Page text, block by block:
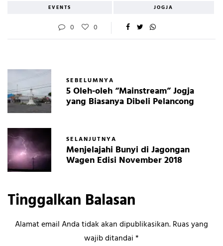
EVENTS JOGJA
0 0
SEBELUMNYA
5 Oleh-oleh “Mainstream” Jogja
yang Biasanya Dibeli Pelancong
SELANJUTNYA
Menjelajahi Bunyi di Jagongan
Wagen Edisi November 2018
Tinggalkan Balasan
Alamat email Anda tidak akan dipublikasikan.Ruas yang
wajib ditandai*